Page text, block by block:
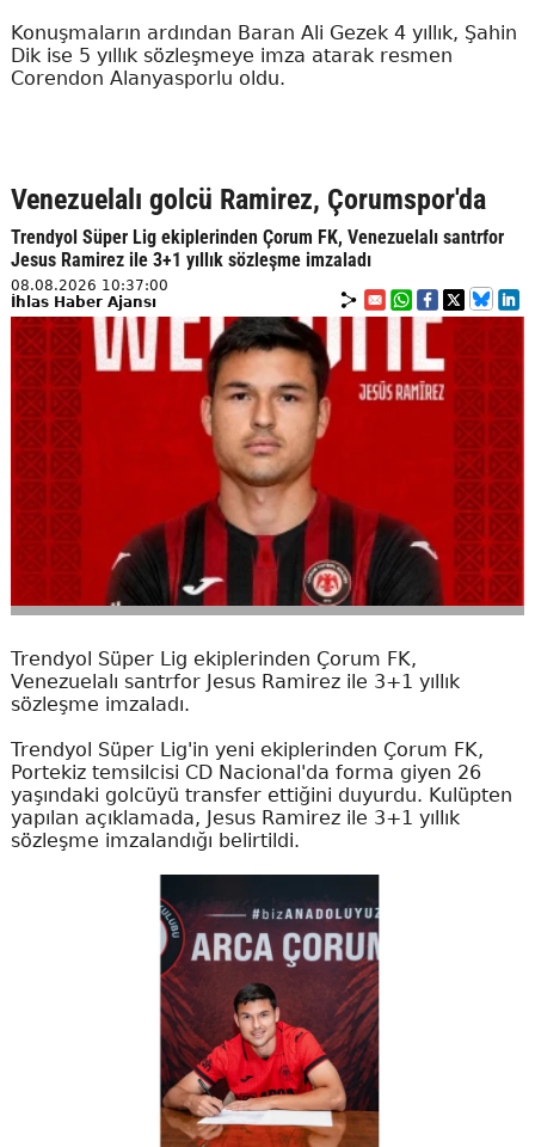
Konuşmaların ardından Baran Ali Gezek 4 yıllık, Şahin
Dik ise 5 yıllık sözleşmeye imza atarak resmen
Corendon Alanyasporlu oldu.
Venezuelalı golcü Ramirez, Çorumspor'da
Trendyol Süper Lig ekiplerinden Çorum FK, Venezuelalı santrfor
Jesus Ramirez ile 3+1 yıllık sözleşme imzaladı
08.08.2026 10:37:00
İhlas Haber Ajansı
Trendyol Süper Lig ekiplerinden Çorum FK,
Venezuelalı santrfor Jesus Ramirez ile 3+1 yıllık
sözleşme imzaladı.
Trendyol Süper Lig'in yeni ekiplerinden Çorum FK,
Portekiz temsilcisi CD Nacional'da forma giyen 26
yaşındaki golcüyü transfer ettiğini duyurdu. Kulüpten
yapılan açıklamada, Jesus Ramirez ile 3+1 yıllık
sözleşme imzalandığı belirtildi.